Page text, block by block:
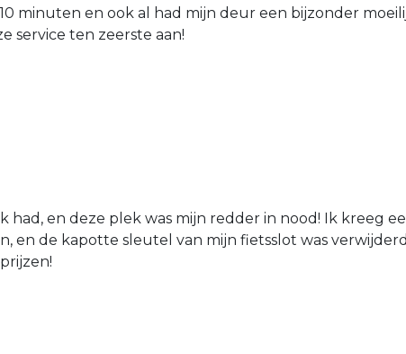
minuten en ook al had mijn deur een bijzonder
service ten zeerste aan!
had, en deze plek was mijn redder in nood! Ik kreeg
en de kapotte sleutel van mijn fietsslot was